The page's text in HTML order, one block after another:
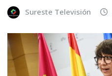
Sureste Televisión